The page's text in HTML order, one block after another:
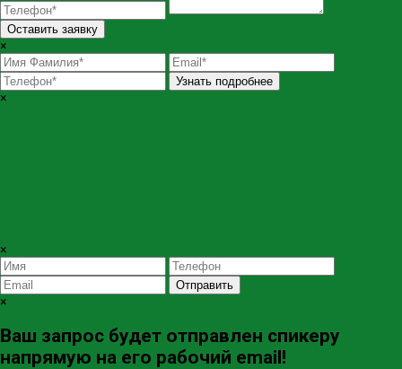
Оставить заявку
×
Узнать подробнее
×
×
Отправить
×
Ваш запрос будет отправлен спикеру
напрямую на его рабочий email!